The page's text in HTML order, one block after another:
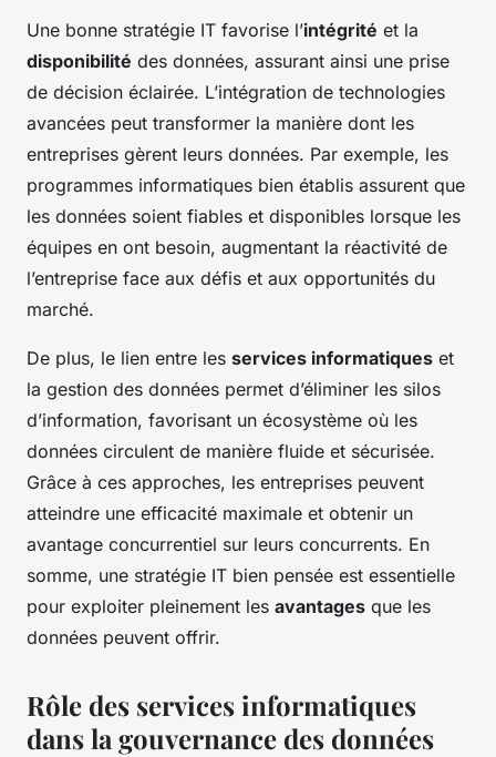
Une bonne stratégie IT favorise l’intégrité et la
disponibilité des données, assurant ainsi une prise
de décision éclairée. L’intégration de technologies
avancées peut transformer la manière dont les
entreprises gèrent leurs données. Par exemple, les
programmes informatiques bien établis assurent que
les données soient fiables et disponibles lorsque les
équipes en ont besoin, augmentant la réactivité de
l’entreprise face aux défis et aux opportunités du
marché.
De plus, le lien entre les services informatiques et
la gestion des données permet d’éliminer les silos
d’information, favorisant un écosystème où les
données circulent de manière fluide et sécurisée.
Grâce à ces approches, les entreprises peuvent
atteindre une efficacité maximale et obtenir un
avantage concurrentiel sur leurs concurrents. En
somme, une stratégie IT bien pensée est essentielle
pour exploiter pleinement les avantages que les
données peuvent offrir.
Rôle des services informatiques
dans la gouvernance des données